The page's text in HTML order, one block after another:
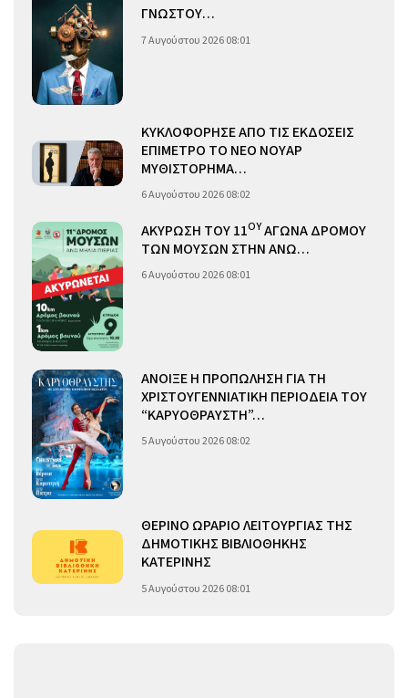
ΓΝΩΣΤΟΥ…
7 Αυγούστου 2026 08:01
ΚΥΚΛΟΦΟΡΗΣΕ ΑΠΟ ΤΙΣ ΕΚΔΟΣΕΙΣ
ΕΠΙΜΕΤΡΟ ΤΟ ΝΕΟ ΝΟΥΑΡ
ΜΥΘΙΣΤΟΡΗΜΑ…
6 Αυγούστου 2026 08:02
ΑΚΥΡΩΣΗ ΤΟΥ 11ΟΥΑΓΩΝΑ ΔΡΟΜΟΥ
ΤΩΝ ΜΟΥΣΩΝ ΣΤΗΝ ΑΝΩ…
6 Αυγούστου 2026 08:01
ΑΝΟΙΞΕ Η ΠΡΟΠΩΛΗΣΗ ΓΙΑ ΤΗ
ΧΡΙΣΤΟΥΓΕΝΝΙΑΤΙΚΗ ΠΕΡΙΟΔΕΙΑ ΤΟΥ
“ΚΑΡΥΟΘΡΑΥΣΤΗ”…
5 Αυγούστου 2026 08:02
ΘΕΡΙΝΟ ΩΡΑΡΙΟ ΛΕΙΤΟΥΡΓΙΑΣ ΤΗΣ
ΔΗΜΟΤΙΚΗΣ ΒΙΒΛΙΟΘΗΚΗΣ
ΚΑΤΕΡΙΝΗΣ
5 Αυγούστου 2026 08:01